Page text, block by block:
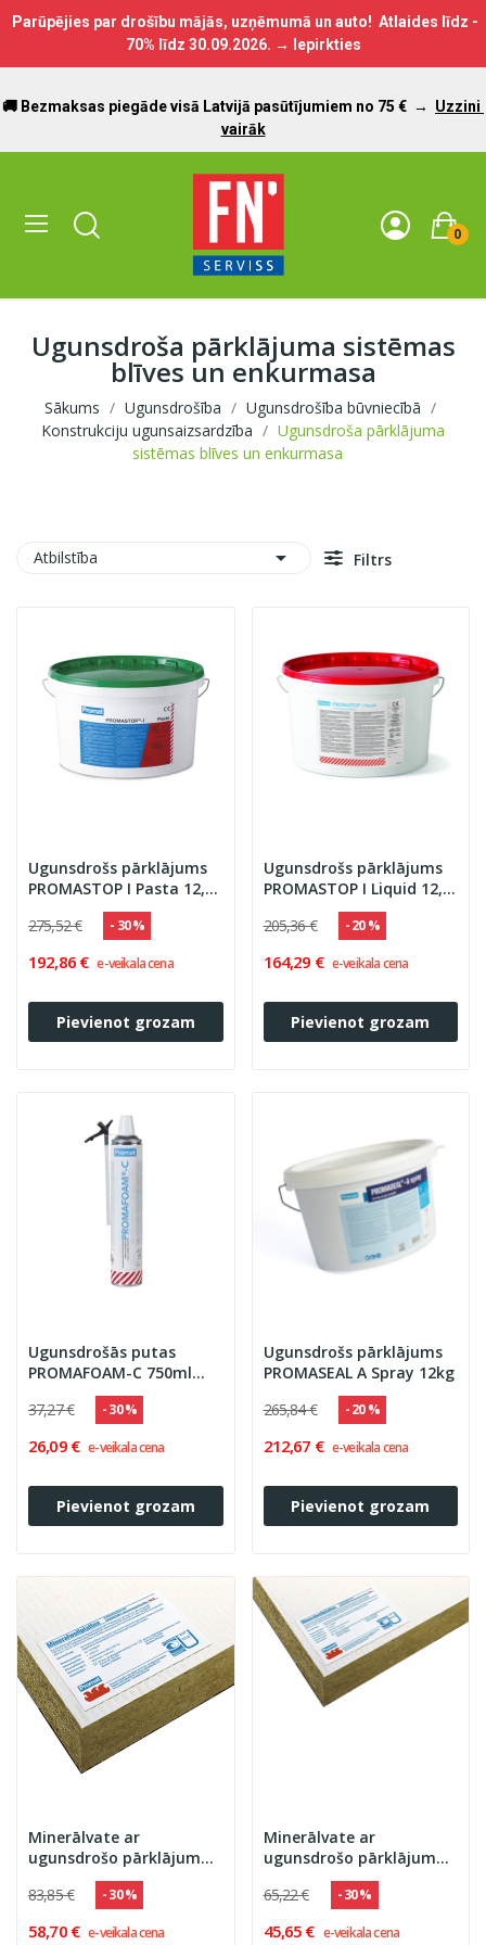
Parūpējies par drošību mājās, uzņēmumā un auto! Atlaides līdz -
70% līdz 30.09.2026. → Iepirkties
🚚 Bezmaksas piegāde visā Latvijā pasūtījumiem no 75 € → Uzzini
vairāk
0
Ugunsdroša pārklājuma sistēmas
blīves un enkurmasa
Sākums Ugunsdrošība
Ugunsdrošība būvniecībā
Konstrukciju ugunsaizsardzība
Ugunsdroša pārklājuma
sistēmas blīves un enkurmasa
Atbilstība  Filtrs
Ugunsdrošs pārklājums
PROMASTOP I Pasta 12,5
275,52 € - 30 %
192,86 € e-veikala cena
Pievienot grozam
Ugunsdrošs pārklājums
PROMASTOP I Liquid 12,5
205,36 € - 20 %
164,29 € e-veikala cena
Pievienot grozam
Ugunsdrošās putas
PROMAFOAM-C 750ml
37,27 € - 30 %
26,09 € e-veikala cena
Pievienot grozam
Ugunsdrošs pārklājums
PROMASEAL A Spray 12kg
265,84 €
- 20 %
212,67 € e-veikala cena
Pievienot grozam
Minerālvate ar
ugunsdrošo pārklājumu
abās pusēs 50mm
0.6m2/gab
83,85 € - 30 %
58,70 € e-veikala cena
Minerālvate ar
ugunsdrošo pārklājumu
vienā pusē 50mm
0.6m2/gab
65,22 € - 30 %
45,65 € e-veikala cena